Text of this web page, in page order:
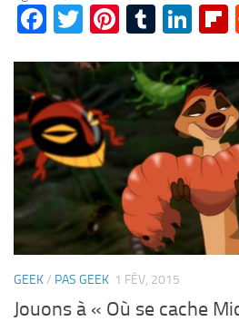
Facebook
Twitter
Pinterest
GEEK/ PAS GEEK 1 FÉV, 2015
Jouons à « Où se cache